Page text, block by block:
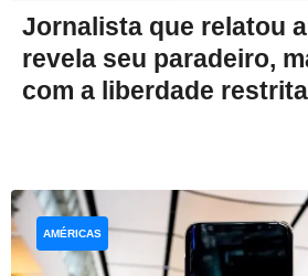
Jornalista que relatou
revela seu paradeiro,
com a liberdade restrita
AMÉRICAS